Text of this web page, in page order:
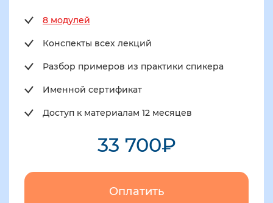
8 модулей
Конспекты всех лекций
Разбор примеров из практики спикера
Именной сертификат
Доступ к материалам 12 месяцев
33 700₽
Оплатить